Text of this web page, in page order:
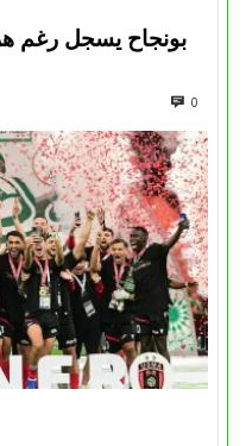
بونجاح يسجل رغم
0